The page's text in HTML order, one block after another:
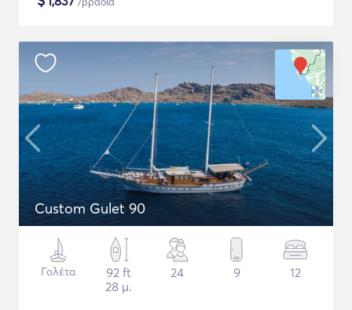
Custom Gulet 90
Γολέτα
92 ft
28 μ.
24 9 12